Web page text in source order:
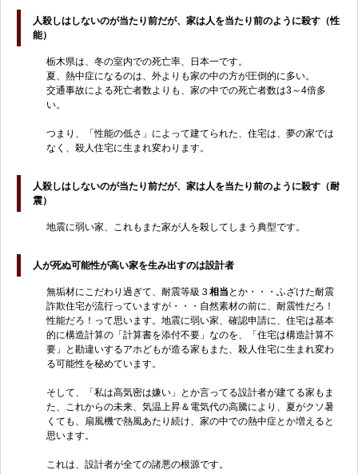
人殺しはしないのが当たり前だが、家は人を当たり前のように殺す（性
能）
栃木県は、冬の室内での死亡率、日本一です。
夏、熱中症になるのは、外よりも家の中の方が圧倒的に多い。
交通事故による死亡者数よりも、家の中での死亡者数は3～4倍多
い。
つまり、「性能の低さ」によって建てられた、住宅は、夢の家では
なく、殺人住宅に生まれ変わります。
人殺しはしないのが当たり前だが、家は人を当たり前のように殺す（耐
震）
地震に弱い家、これもまた家が人を殺してしまう典型です。
人が死ぬ可能性が高い家を生み出すのは設計者
無垢材にこだわり過ぎて、耐震等級３ 相当 とか・・・ふざけた耐震
詐欺住宅が流行っていますが・・・自然素材の前に、耐震性だろ！
性能だろ！って思います。地震に弱い家、確認申請に、住宅は基本
的に構造計算の「計算書を添付不要」なのを、「住宅は構造計算不
要」と勘違いするアホどもが造る家もまた、殺人住宅に生まれ変わ
る可能性を秘めています。
そして、「私は高気密は嫌い」とか言ってる設計者が建てる家もま
た、これからの未来、気温上昇＆電気代の高騰により、夏がクソ暑
くても、扇風機で熱風あたり続け、家の中での熱中症とか増えると
思います。
これは、設計者が全ての諸悪の根源です。